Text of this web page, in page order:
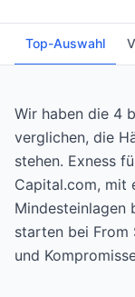
Top-Auswahl
Wir haben die 4
verglichen, die
stehen. Exness
Capital.com, mit
Mindesteinlagen
starten bei From
und